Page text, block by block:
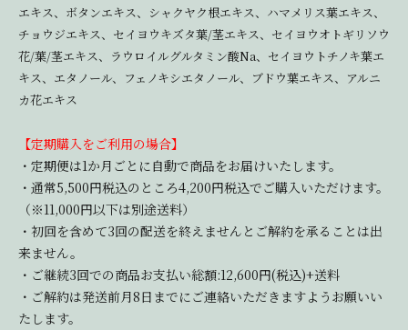
エキス、ボタンエキス、シャクヤク根エキス、ハマメリス葉エキス、
チョウジエキス、セイヨウキズタ葉/茎エキス、セイヨウオトギリソウ
花/葉/茎エキス、ラウロイルグルタミン酸Na、セイヨウトチノキ葉エ
キス、エタノール、フェノキシエタノール、ブドウ葉エキス、アルニ
カ花エキス
【定期購入をご利用の場合】
・定期便は1か月ごとに自動で商品をお届けいたします。
・通常5,500円税込のところ4,200円税込でご購入いただけます。
（※11,000円以下は別途送料）
・初回を含めて3回の配送を終えませんとご解約を承ることは出
来ません。
・ご継続3回での商品お支払い総額:12,600円(税込)+送料
・ご解約は発送前月8日までにご連絡いただきますようお願いい
たします。